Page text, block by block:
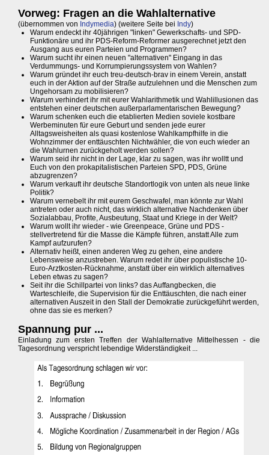
Vorweg: Fragen an die Wahlalternative
(übernommen von Indymedia) (weitere Seite bei Indy)
Warum endeckt ihr 40jährigen "linken" Gewerkschafts- und SPD-
Funktionäre und ihr PDS-Reform-Reformer ausgerechnet jetzt den
Ausgang aus euren Parteien und Programmen?
Warum sucht ihr einen neuen "alternativen" Eingang in das
Verdummungs- und Korrumpierungssystem von Wahlen?
Warum gründet ihr euch treu-deutsch-brav in einem Verein, anstatt
euch in der Aktion auf der Straße aufzulehnen und die Menschen zum
Ungehorsam zu mobilisieren?
Warum verhindert ihr mit eurer Wahlarithmetik und Wahlillusionen das
entstehen einer deutschen außerparlamentarischen Bewegung?
Warum schenken euch die etablierten Medien soviele kostbare
Werbeminuten für eure Geburt und senden jede eurer
Alltagsweisheiten als quasi kostenlose Wahlkampfhilfe in die
Wohnzimmer der enttäuschten Nichtwähler, die von euch wieder an
die Wahlurnen zurückgeholt werden sollen?
Warum seid ihr nicht in der Lage, klar zu sagen, was ihr wolltt und
Euch von den prokapitalistischen Parteien SPD, PDS, Grüne
abzugrenzen?
Warum verkauft ihr deutsche Standortlogik von unten als neue linke
Politik?
Warum vernebelt ihr mit eurem Geschwafel, man könnte zur Wahl
antreten oder auch nicht, das wirklich alternative Nachdenken über
Sozialabbau, Profite, Ausbeutung, Staat und Kriege in der Welt?
Warum wollt ihr wieder - wie Greenpeace, Grüne und PDS -
stellvertretend für die Masse die Kämpfe führen, anstatt Alle zum
Kampf aufzurufen?
Alternativ heißt, einen anderen Weg zu gehen, eine andere
Lebensweise anzustreben. Warum redet ihr über populistische 10-
Euro-Arztkosten-Rücknahme, anstatt über ein wirklich alternatives
Leben etwas zu sagen?
Seit ihr die Schillpartei von links? das Auffangbecken, die
Warteschleife, die Supervision für die Enttäuschten, die nach einer
alternativen Auszeit in den Stall der Demokratie zurückgeführt werden,
ohne das sie es merken?
Spannung pur ...
Einladung zum ersten Treffen der Wahlalternative Mittelhessen - die
Tagesordnung verspricht lebendige Widerständigkeit ...